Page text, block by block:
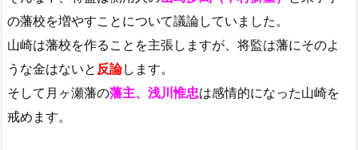
の藩校を増やすことについて議論していました。
山崎は藩校を作ることを主張しますが、将監は藩にそのよ
うな金はないと 反論します。
そして月ヶ瀬藩の藩主、浅川惟忠は感情的になった山崎を
戒めます。